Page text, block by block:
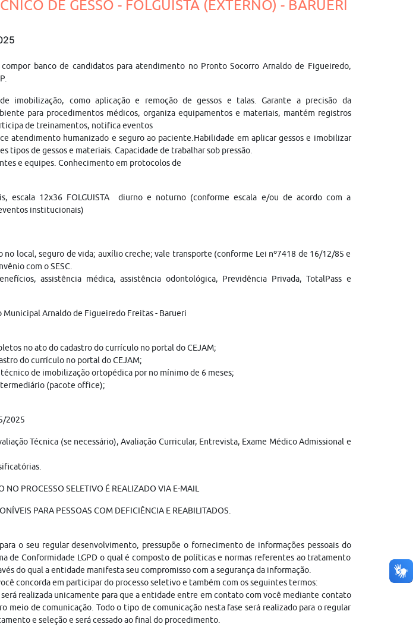
DE GESSO - FOLGUISTA (EXTERNO) - BARUERI
banco de candidatos para atendimento no Pronto Socorro Arnaldo de Figueiredo,
imobilização, como aplicação e remoção de gessos e talas. Garante a precisão da
para procedimentos médicos, organiza equipamentos e materiais, mantém registros
de treinamentos, notifica eventos
atendimento humanizado e seguro ao paciente.Habilidade em aplicar gessos e imobilizar
tipos de gessos e materiais. Capacidade de trabalhar sob pressão.
e equipes. Conhecimento em protocolos de
escala 12x36 FOLGUISTA diurno e noturno (conforme escala e/ou de acordo com a
institucionais)
local, seguro de vida; auxílio creche; vale transporte (conforme Lei nº7418 de 16/12/85 e
com o SESC.
assistência médica, assistência odontológica, Previdência Privada, TotalPass e
Municipal Arnaldo de Figueiredo Freitas - Barueri
no ato do cadastro do currículo no portal do CEJAM;
do currículo no portal do CEJAM;
de imobilização ortopédica por no mínimo de 6 meses;
(pacote office);
2025
Técnica (se necessário), Avaliação Curricular, Entrevista, Exame Médico Admissional e
NO PROCESSO SELETIVO É REALIZADO VIA E-MAIL
PARA PESSOAS COM DEFICIÊNCIA E REABILITADOS.
o seu regular desenvolvimento, pressupõe o fornecimento de informações pessoais do
de Conformidade LGPD o qual é composto de políticas e normas referentes ao tratamento
do qual a entidade manifesta seu compromisso com a segurança da informação.
concorda em participar do processo seletivo e também com os seguintes termos:
será realizada unicamente para que a entidade entre em contato com você mediante contato
meio de comunicação. Todo o tipo de comunicação nesta fase será realizado para o regular
e seleção e será cessado ao final do procedimento.